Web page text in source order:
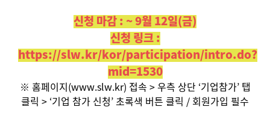
신청 마감 : ~ 9월 12일(금)
신청 링크 :
https://slw.kr/kor/participation/intro.do?
mid=1530
※ 홈페이지(www.slw.kr) 접속 > 우측 상단 ‘기업참가’ 탭
클릭 > ‘기업 참가 신청’ 초록색 버튼 클릭 / 회원가입 필수